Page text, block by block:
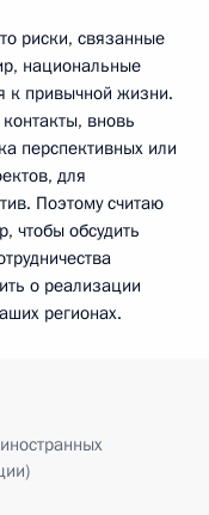
риски, связанные
национальные
к привычной жизни.
вновь
перспективных или
для
Поэтому считаю
чтобы обсудить
о реализации
регионах.